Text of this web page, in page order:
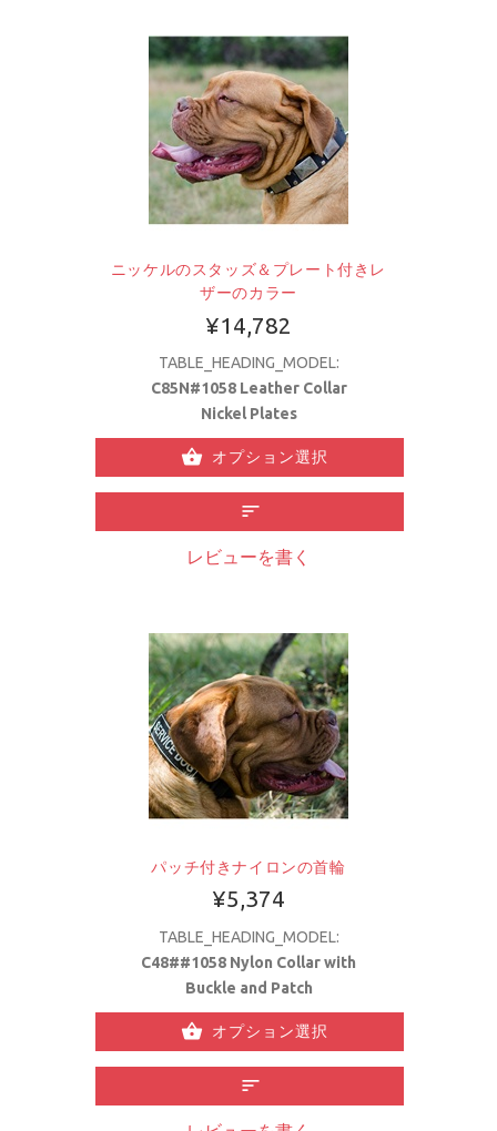
ニッケルのスタッズ＆プレート付きレ
ザーのカラー
¥14,782
TABLE_HEADING_MODEL:
C85N#1058 Leather Collar
Nickel Plates
オプション選択
レビューを書く
パッチ付きナイロンの首輪
¥5,374
TABLE_HEADING_MODEL:
C48##1058 Nylon Collar with
Buckle and Patch
オプション選択